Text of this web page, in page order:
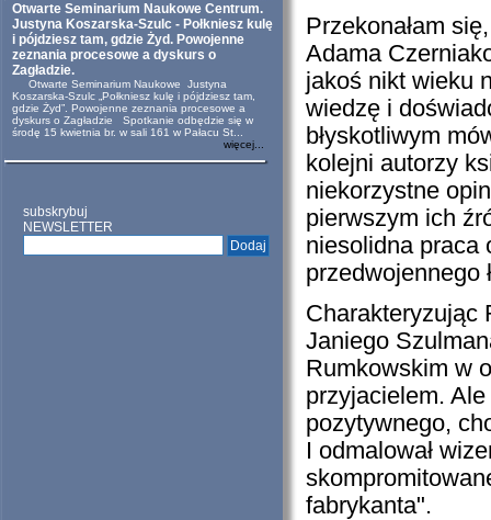
Otwarte Seminarium Naukowe Centrum.
Justyna Koszarska-Szulc - Połkniesz kulę
i pójdziesz tam, gdzie Żyd. Powojenne
zeznania procesowe a dyskurs o
Zagładzie.
Otwarte Seminarium Naukowe Justyna
Koszarska-Szulc „Połkniesz kulę i pójdziesz tam,
gdzie Żyd”. Powojenne zeznania procesowe a
dyskurs o Zagładzie Spotkanie odbędzie się w
środę 15 kwietnia br. w sali 161 w Pałacu St...
więcej...
subskrybuj
NEWSLETTER
Przekonałam
Adama
jakoś nikt wieku
wiedzę i
błyskotliwym
kolejni autorzy
niekorzystne
pierwszym ich
niesolidna praca
przedwojennego
Charakteryzując
Janiego
Rumkowskim w
przyjacielem.
pozytywnego,
I odmalował
fabrykanta".